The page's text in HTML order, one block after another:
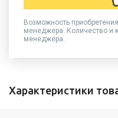
Возможность
менеджера. Количество и
менеджера.
Характеристики